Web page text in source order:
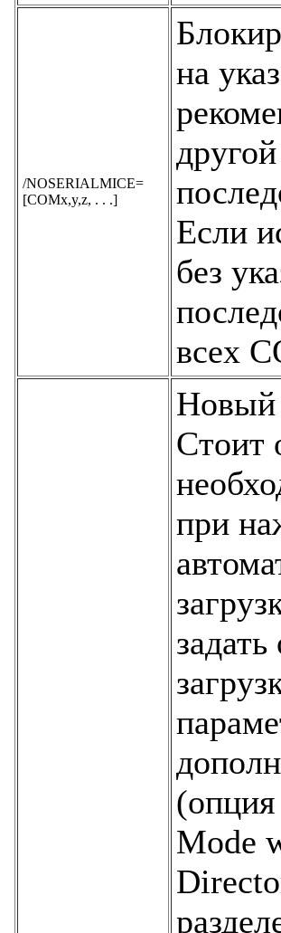
/NOSERIALMICE=
[COMx,y,z, . . .]
на
Если
без
всех
Новый
Стоит
при
Mode